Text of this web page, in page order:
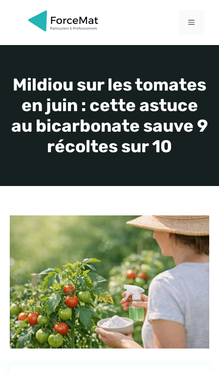
MENU
Mildiou sur les tomates
en juin : cette astuce
au bicarbonate sauve 9
récoltes sur 10